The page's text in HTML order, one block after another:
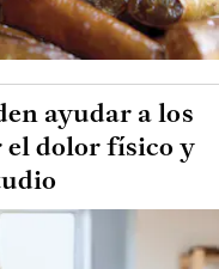
ayudar a los
el dolor físico y